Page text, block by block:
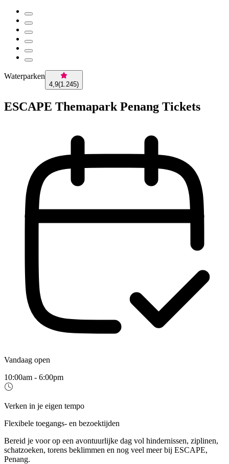
Waterparken
4,9(1.245)
ESCAPE Themapark Penang Tickets
Vandaag open
10:00am - 6:00pm
Verken in je eigen tempo
Flexibele toegangs- en bezoektijden
Bereid je voor op een avontuurlijke dag vol hindernissen, ziplinen,
schatzoeken, torens beklimmen en nog veel meer bij ESCAPE,
Penang.